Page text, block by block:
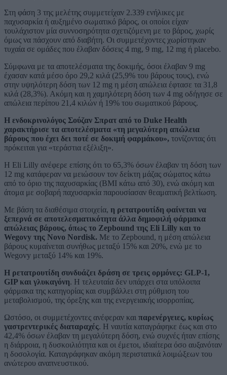
Στη φάση 3 της μελέτης συμμετείχαν 2.339 ενήλικες με
παχυσαρκία ή αυξημένο σωματικό βάρος, οι οποίοι είχαν
τουλάχιστον μία συννοσηρότητα σχετιζόμενη με το βάρος, χωρίς
όμως να πάσχουν από διαβήτη. Οι συμμετέχοντες χωρίστηκαν
τυχαία σε ομάδες που έλαβαν δόσεις 4 mg, 9 mg, 12 mg ή placebo.
Σύμφωνα με τα αποτελέσματα της δοκιμής, όσοι έλαβαν 9 mg
έχασαν κατά μέσο όρο 29,2 κιλά (25,9% του βάρους τους), ενώ
στην υψηλότερη δόση των 12 mg η μέση απώλεια έφτασε τα 31,8
κιλά (28,3%). Ακόμη και η χαμηλότερη δόση των 4 mg οδήγησε σε
απώλεια περίπου 21,4 κιλών ή 19% του σωματικού βάρους.
Η ενδοκρινολόγος Σούζαν Σπρατ από το Duke Health
χαρακτήρισε τα αποτελέσματα «τη μεγαλύτερη απώλεια
βάρους που έχει δει ποτέ σε δοκιμή φαρμάκου», τονίζοντας ότι
πρόκειται για «τεράστια εξέλιξη».
Η Eli Lilly ανέφερε επίσης ότι το 65,3% όσων έλαβαν τη δόση των
12 mg κατάφεραν να μειώσουν τον δείκτη μάζας σώματος κάτω
από το όριο της παχυσαρκίας (BMI κάτω από 30), ενώ ακόμη και
άτομα με σοβαρή παχυσαρκία παρουσίασαν θεαματική βελτίωση.
Με βάση τα διαθέσιμα στοιχεία, η ρετατρουτίδη φαίνεται να
ξεπερνά σε αποτελεσματικότητα άλλα δημοφιλή φάρμακα
απώλειας βάρους, όπως το Zepbound της Eli Lilly και το
Wegovy της Novo Nordisk. Με το Zepbound, η μέση απώλεια
βάρους κυμαίνεται συνήθως μεταξύ 15% και 20%, ενώ με το
Wegovy μεταξύ 14% και 19%.
Η ρετατρουτίδη συνδυάζει δράση σε τρεις ορμόνες: GLP-1,
GIP και γλυκαγόνη. Η τελευταία δεν υπάρχει στα υπόλοιπα
φάρμακα της κατηγορίας και συμβάλλει στη ρύθμιση του
μεταβολισμού, της όρεξης και της ενεργειακής ισορροπίας.
Ωστόσο, οι συμμετέχοντες ανέφεραν και παρενέργειες, κυρίως
γαστρεντερικές διαταραχές. Η ναυτία καταγράφηκε έως και στο
42,4% όσων έλαβαν τη μεγαλύτερη δόση, ενώ συχνές ήταν επίσης
η διάρροια, η δυσκοιλιότητα και οι έμετοι, ιδιαίτερα όσο αυξανόταν
η δοσολογία. Καταγράφηκαν ακόμη περιστατικά λοιμώξεων του
ανώτερου αναπνευστικού.